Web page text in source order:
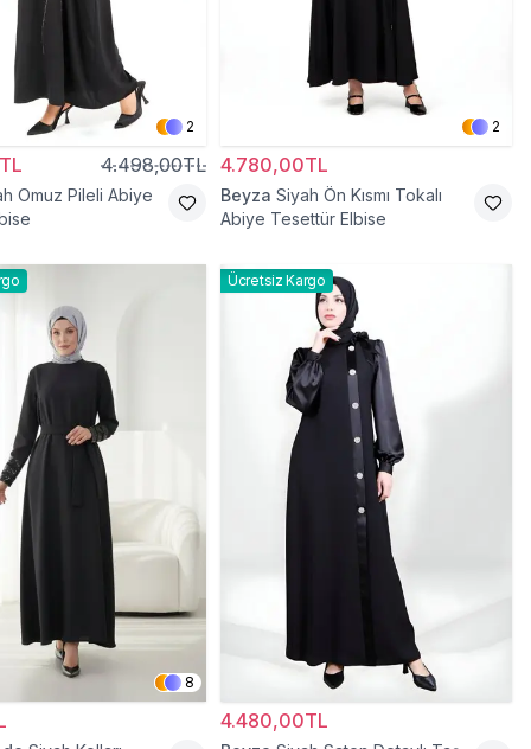
2
4.498,00TL
Omuz Pileli Abiye
2
4.780,00TL
Beyza Siyah Ön Kısmı Tokalı
Abiye Tesettür Elbise
8
Ücretsiz Kargo
4.480,00TL